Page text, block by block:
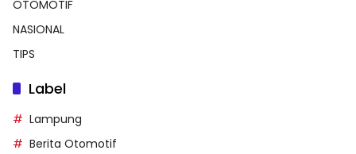
OTOMOTIF
NASIONAL
TIPS
Label
Lampung
Berita Otomotif